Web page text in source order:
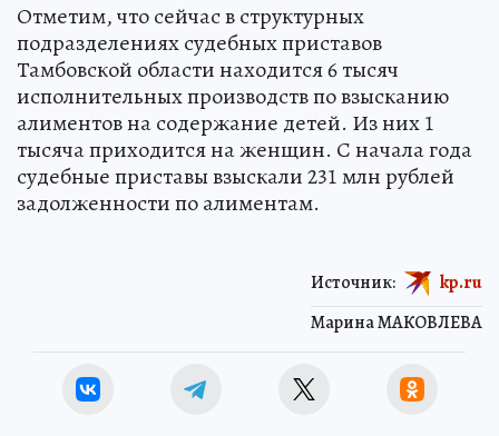
Отметим, что сейчас в структурных
подразделениях судебных приставов
Тамбовской области находится 6 тысяч
исполнительных производств по взысканию
алиментов на содержание детей. Из них 1
тысяча приходится на женщин. С начала года
судебные приставы взыскали 231 млн рублей
задолженности по алиментам.
Марина МАКОВЛЕВА
Источник: kp.ru